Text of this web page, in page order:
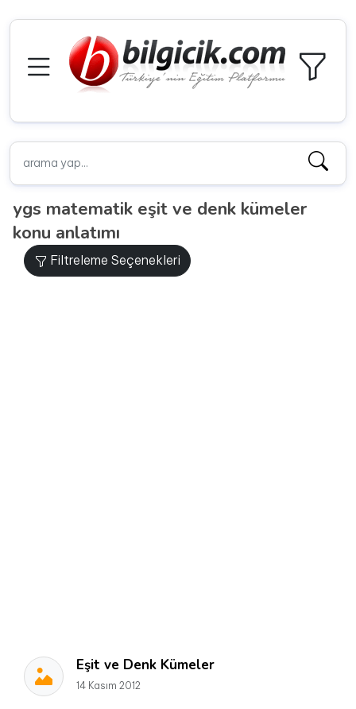
ygs matematik eşit ve denk kümeler
konu anlatımı
Filtreleme Seçenekleri
Eşit ve Denk Kümeler
14 Kasım 2012